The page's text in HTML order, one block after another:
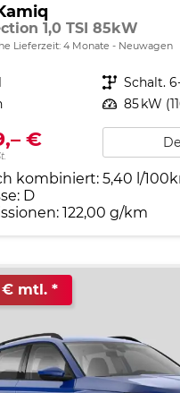
1,0 TSI 85kW
Lieferzeit: 4 Monate Neuwagen
Getriebe Schalt.
Leistung 85 kW
€
kombiniert: 5,40 l/
D
122,00 g/km
€ mtl.